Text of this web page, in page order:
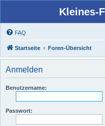
Kleines-
FAQ
Startseite Foren-Übersicht
Anmelden
Benutzername:
Passwort: